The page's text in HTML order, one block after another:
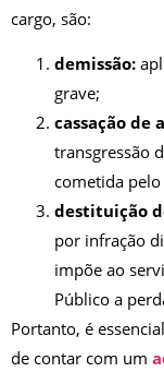
cargo, são:
demissão:
grave;
cassação de
transgressão
cometida
destituição
por infração
impõe ao
Público a
Portanto, é
de contar com um